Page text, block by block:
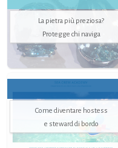
La pietra più preziosa?
Protegge chi naviga
Come diventare hostess
e steward di bordo